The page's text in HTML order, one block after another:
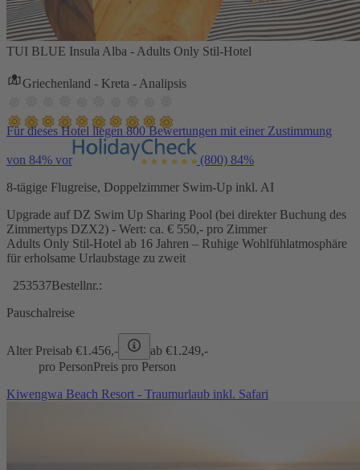
TUI BLUE Insula Alba - Adults Only Stil-Hotel
Griechenland - Kreta - Analipsis
Für dieses Hotel liegen 800 Bewertungen mit einer Zustimmung
von 84% vor (800) 84%
8-tägige Flugreise, Doppelzimmer Swim-Up inkl. AI
Upgrade auf DZ Swim Up Sharing Pool (bei direkter Buchung des
Zimmertyps DZX2) - Wert: ca. € 550,- pro Zimmer
Adults Only Stil-Hotel ab 16 Jahren – Ruhige Wohlfühlatmosphäre
für erholsame Urlaubstage zu zweit
253537Bestellnr.:
Pauschalreise
Alter Preisab €1.456,- ab €1.249,-
pro PersonPreis pro Person
Kiwengwa Beach Resort - Traumurlaub inkl. Safari